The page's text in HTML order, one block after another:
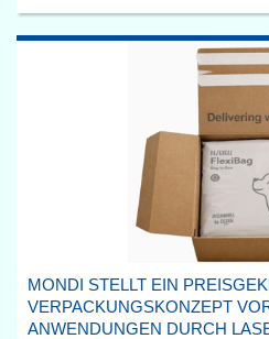
MONDI STELLT EIN
VERPACKUNGSKONZEPT
ANWENDUNGEN DURCH